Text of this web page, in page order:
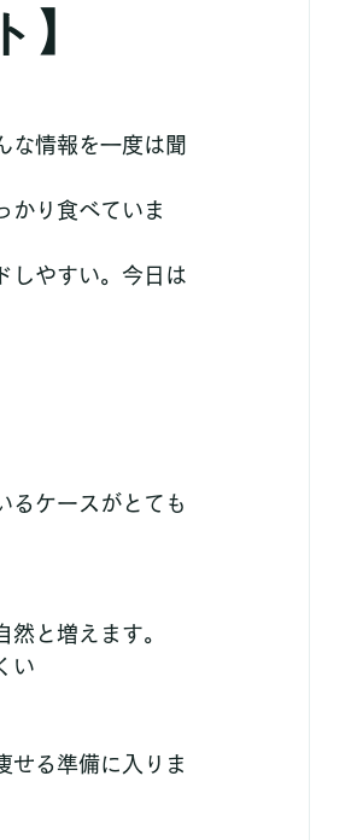
な情報を一度は聞
かり食べていま
しやすい。今日は
るケースがとても
と増えます。
い
せる準備に入りま